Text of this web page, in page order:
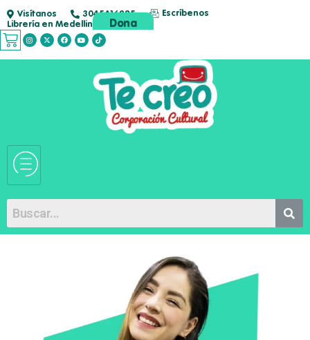
Visítanos 3045416285
Escríbenos
Librería en Medellin
Dona